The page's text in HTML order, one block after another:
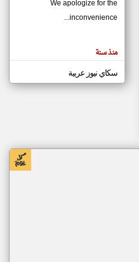
مصادر الأخبار من موريتانيا
اخبار موريتانيا على مدار الساعة
اخبار موريتانيا العاجلة والمباشرة
We apologize for the
inconvenience...
منذ سنة
سكاي نيوز عربية
klyoum.com